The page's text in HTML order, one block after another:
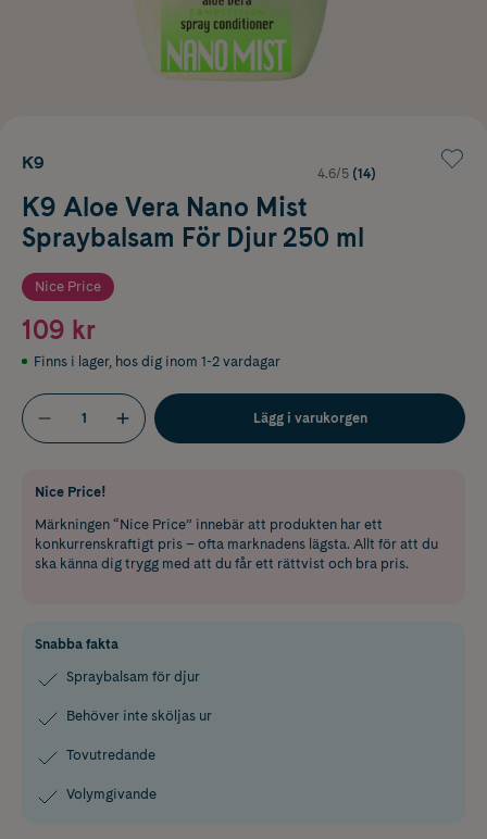
K9
4.6/5 (14)
K9 Aloe Vera Nano Mist
Spraybalsam För Djur 250 ml
Nice Price
109 kr
Finns i lager, hos dig inom 1-2 vardagar
Lägg i varukorgen
Nice Price!
Märkningen “Nice Price” innebär att produkten har ett
konkurrenskraftigt pris – ofta marknadens lägsta. Allt för att du
ska känna dig trygg med att du får ett rättvist och bra pris.
Snabba fakta
Spraybalsam för djur
Behöver inte sköljas ur
Tovutredande
Volymgivande